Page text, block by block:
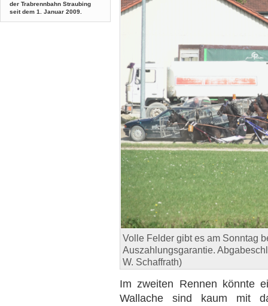
der Trabrennbahn Straubing
seit dem 1. Januar 2009.
Volle Felder gibt es am Sonntag
Auszahlungsgarantie.
W. Schaffrath)
Im zweiten Rennen könnte
Wallache sind kaum mit